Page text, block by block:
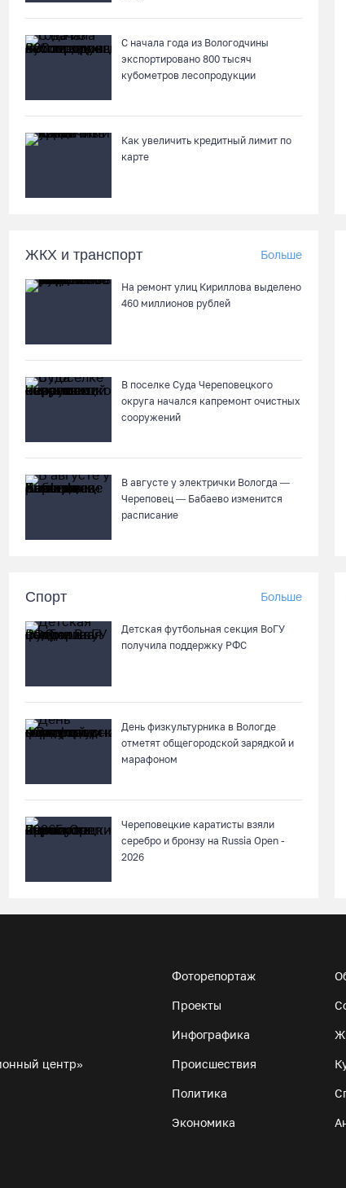
С начала года из Вологодчины
экспортировано 800 тысяч
кубометров лесопродукции
Как увеличить кредитный лимит по
карте
ЖКХ и транспорт Больше
На ремонт улиц Кириллова выделено
460 миллионов рублей
В поселке Суда Череповецкого
округа начался капремонт очистных
сооружений
В августе у электрички Вологда —
Череповец — Бабаево изменится
расписание
Спорт Больше
Детская футбольная секция ВоГУ
получила поддержку РФС
День физкультурника в Вологде
отметят общегородской зарядкой и
марафоном
Череповецкие каратисты взяли
серебро и бронзу на Russia Open -
2026
центр»
Фоторепортаж
Проекты
Инфографика
Происшествия
Политика
Экономика